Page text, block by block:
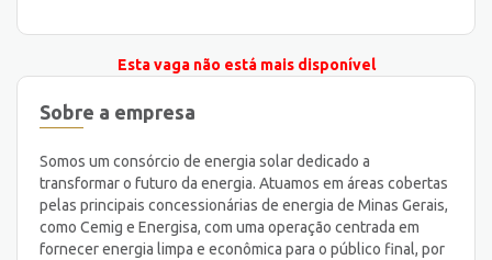
Esta vaga não está mais disponível
Sobre a empresa
Somos um consórcio de energia solar dedicado a
transformar o futuro da energia. Atuamos em áreas cobertas
pelas principais concessionárias de energia de Minas Gerais,
como Cemig e Energisa, com uma operação centrada em
fornecer energia limpa e econômica para o público final, por